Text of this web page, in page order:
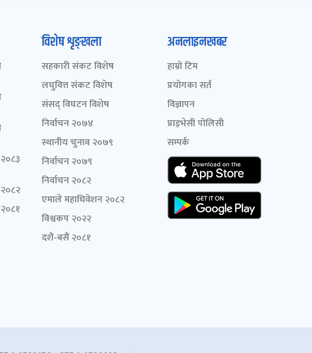
विशेष शृङ्खला
सहकारी संकट विशेष
लघुवित्त संकट विशेष
संसद् विघटन विशेष
निर्वाचन २०७४
स्थानीय चुनाव २०७९
निर्वाचन २०७९
निर्वाचन २०८२
एमाले महाधिवेशन २०८२
विश्वकप २०२२
दशैं-बसैं २०८१
अनलाइनखबर
हाम्रो टिम
प्रयोगका सर्त
विज्ञापन
प्राइभेसी पोलिसी
सम्पर्क